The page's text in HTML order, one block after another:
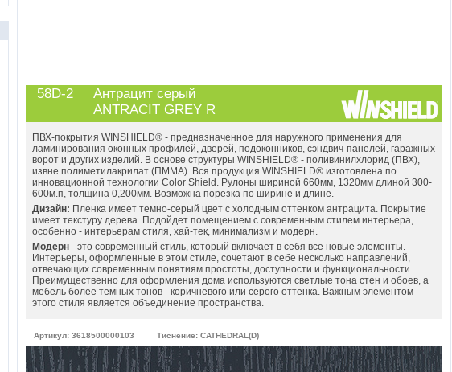
58D-2
Антрацит серый
ANTRACIT GREY R
ПВХ-покрытия WINSHIELD® - предназначенное для наружного применения для
ламинирования оконных профилей, дверей, подоконников, сэндвич-панелей, гаражных
ворот и других изделий. В основе структуры WINSHIELD® - поливинилхлорид (ПВХ),
извне полиметилакрилат (ПММА). Вся продукция WINSHIELD® изготовлена по
инновационной технологии Color Shield. Рулоны шириной 660мм, 1320мм длиной 300-
600м.п, толщина 0,200мм. Возможна порезка по ширине и длине.
Дизайн: Пленка имеет темно-серый цвет с холодным оттенком антрацита. Покрытие
имеет текстуру дерева. Подойдет помещением с современным стилем интерьера,
особенно - интерьерам стиля, хай-тек, минимализм и модерн.
Модерн - это современный стиль, который включает в себя все новые элементы.
Интерьеры, оформленные в этом стиле, сочетают в себе несколько направлений,
отвечающих современным понятиям простоты, доступности и функциональности.
Преимущественно для оформления дома используются светлые тона стен и обоев, а
мебель более темных тонов - коричневого или серого оттенка. Важным элементом
этого стиля является объединение пространства.
Артикул: 3618500000103 Тиснение: CATHEDRAL(D)